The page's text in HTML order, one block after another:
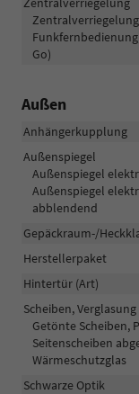
Go)
Außen
Anhängerkupplung
Außenspiegel
Außenspiegel
Außenspiegel
abblendend
Gepäckraum-/
Herstellerpaket
Hintertür (Art)
Scheiben, Verglasung
Getönte Scheiben,
Seitenscheiben
Wärmeschutzglas
Schwarze Optik